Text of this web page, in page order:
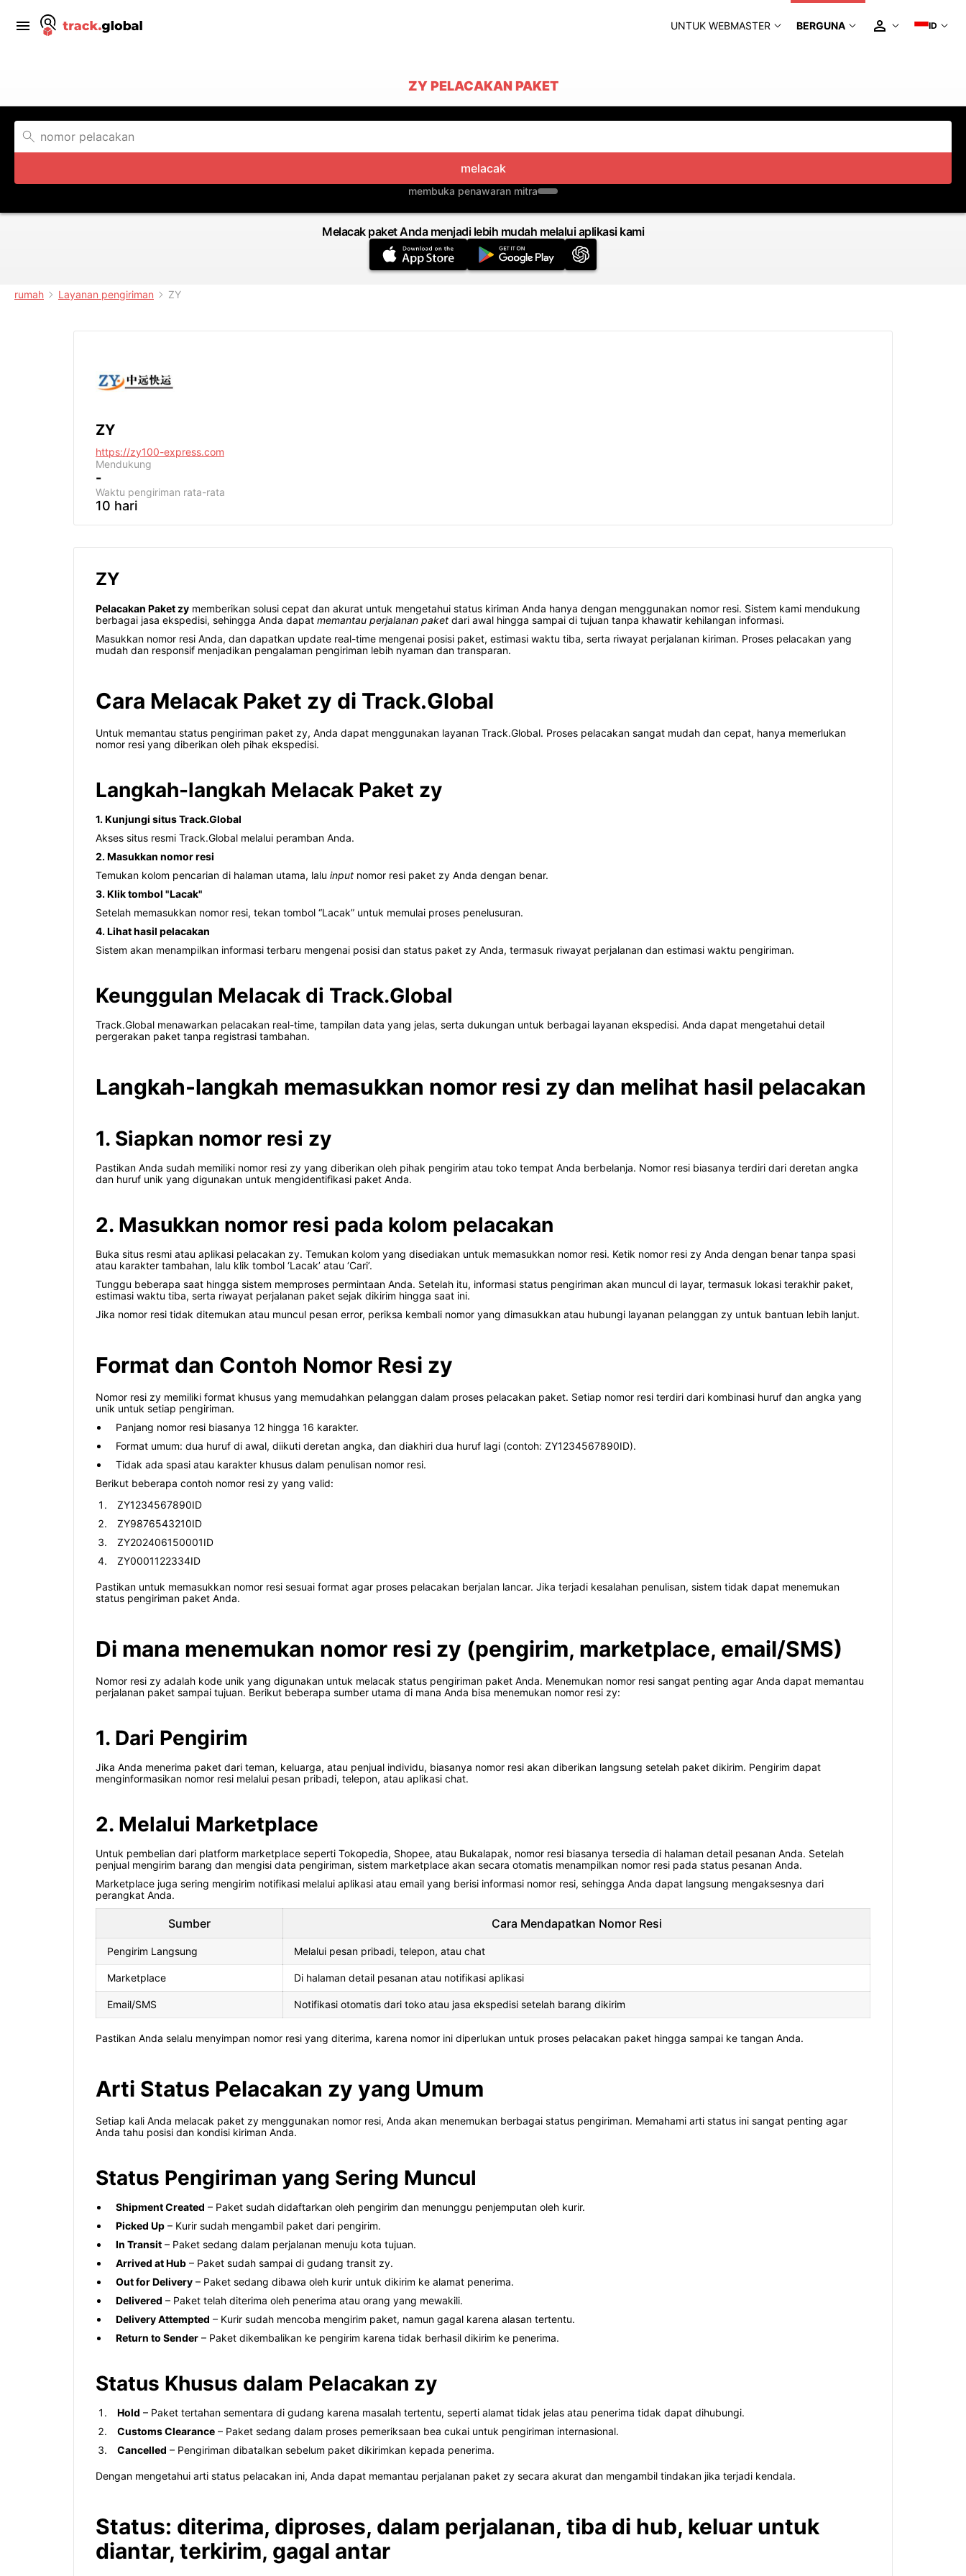
UNTUK WEBMASTER BERGUNA ID
ZY PELACAKAN PAKET
melacak
membuka penawaran mitra
Melacak paket Anda menjadi lebih mudah melalui aplikasi kami
rumah Layanan pengiriman ZY
ZY
https://zy100-express.com
Mendukung
-
Waktu pengiriman rata-rata
10 hari
ZY
Pelacakan Paket zy memberikan solusi cepat dan akurat untuk mengetahui status kiriman Anda hanya dengan menggunakan nomor resi. Sistem kami mendukung
berbagai jasa ekspedisi, sehingga Anda dapat memantau perjalanan paket dari awal hingga sampai di tujuan tanpa khawatir kehilangan informasi.
Masukkan nomor resi Anda, dan dapatkan update real-time mengenai posisi paket, estimasi waktu tiba, serta riwayat perjalanan kiriman. Proses pelacakan yang
mudah dan responsif menjadikan pengalaman pengiriman lebih nyaman dan transparan.
Cara Melacak Paket zy di Track.Global
Untuk memantau status pengiriman paket zy, Anda dapat menggunakan layanan Track.Global. Proses pelacakan sangat mudah dan cepat, hanya memerlukan
nomor resi yang diberikan oleh pihak ekspedisi.
Langkah-langkah Melacak Paket zy
1. Kunjungi situs Track.Global
Akses situs resmi Track.Global melalui peramban Anda.
2. Masukkan nomor resi
Temukan kolom pencarian di halaman utama, lalu input nomor resi paket zy Anda dengan benar.
3. Klik tombol "Lacak"
Setelah memasukkan nomor resi, tekan tombol “Lacak” untuk memulai proses penelusuran.
4. Lihat hasil pelacakan
Sistem akan menampilkan informasi terbaru mengenai posisi dan status paket zy Anda, termasuk riwayat perjalanan dan estimasi waktu pengiriman.
Keunggulan Melacak di Track.Global
Track.Global menawarkan pelacakan real-time, tampilan data yang jelas, serta dukungan untuk berbagai layanan ekspedisi. Anda dapat mengetahui detail
pergerakan paket tanpa registrasi tambahan.
Langkah-langkah memasukkan nomor resi zy dan melihat hasil pelacakan
1. Siapkan nomor resi zy
Pastikan Anda sudah memiliki nomor resi zy yang diberikan oleh pihak pengirim atau toko tempat Anda berbelanja. Nomor resi biasanya terdiri dari deretan angka
dan huruf unik yang digunakan untuk mengidentifikasi paket Anda.
2. Masukkan nomor resi pada kolom pelacakan
Buka situs resmi atau aplikasi pelacakan zy. Temukan kolom yang disediakan untuk memasukkan nomor resi. Ketik nomor resi zy Anda dengan benar tanpa spasi
atau karakter tambahan, lalu klik tombol ‘Lacak’ atau ‘Cari’.
Tunggu beberapa saat hingga sistem memproses permintaan Anda. Setelah itu, informasi status pengiriman akan muncul di layar, termasuk lokasi terakhir paket,
estimasi waktu tiba, serta riwayat perjalanan paket sejak dikirim hingga saat ini.
Jika nomor resi tidak ditemukan atau muncul pesan error, periksa kembali nomor yang dimasukkan atau hubungi layanan pelanggan zy untuk bantuan lebih lanjut.
Format dan Contoh Nomor Resi zy
Nomor resi zy memiliki format khusus yang memudahkan pelanggan dalam proses pelacakan paket. Setiap nomor resi terdiri dari kombinasi huruf dan angka yang
unik untuk setiap pengiriman.
Panjang nomor resi biasanya 12 hingga 16 karakter.
Format umum: dua huruf di awal, diikuti deretan angka, dan diakhiri dua huruf lagi (contoh: ZY1234567890ID).
Tidak ada spasi atau karakter khusus dalam penulisan nomor resi.
Berikut beberapa contoh nomor resi zy yang valid:
ZY1234567890ID
ZY9876543210ID
ZY202406150001ID
ZY0001122334ID
Pastikan untuk memasukkan nomor resi sesuai format agar proses pelacakan berjalan lancar. Jika terjadi kesalahan penulisan, sistem tidak dapat menemukan
status pengiriman paket Anda.
Di mana menemukan nomor resi zy (pengirim, marketplace, email/SMS)
Nomor resi zy adalah kode unik yang digunakan untuk melacak status pengiriman paket Anda. Menemukan nomor resi sangat penting agar Anda dapat memantau
perjalanan paket sampai tujuan. Berikut beberapa sumber utama di mana Anda bisa menemukan nomor resi zy:
1. Dari Pengirim
Jika Anda menerima paket dari teman, keluarga, atau penjual individu, biasanya nomor resi akan diberikan langsung setelah paket dikirim. Pengirim dapat
menginformasikan nomor resi melalui pesan pribadi, telepon, atau aplikasi chat.
2. Melalui Marketplace
Untuk pembelian dari platform marketplace seperti Tokopedia, Shopee, atau Bukalapak, nomor resi biasanya tersedia di halaman detail pesanan Anda. Setelah
penjual mengirim barang dan mengisi data pengiriman, sistem marketplace akan secara otomatis menampilkan nomor resi pada status pesanan Anda.
Marketplace juga sering mengirim notifikasi melalui aplikasi atau email yang berisi informasi nomor resi, sehingga Anda dapat langsung mengaksesnya dari
perangkat Anda.
Sumber Cara Mendapatkan Nomor Resi
Pengirim Langsung Melalui pesan pribadi, telepon, atau chat
Marketplace Di halaman detail pesanan atau notifikasi aplikasi
Email/SMS Notifikasi otomatis dari toko atau jasa ekspedisi setelah barang dikirim
Pastikan Anda selalu menyimpan nomor resi yang diterima, karena nomor ini diperlukan untuk proses pelacakan paket hingga sampai ke tangan Anda.
Arti Status Pelacakan zy yang Umum
Setiap kali Anda melacak paket zy menggunakan nomor resi, Anda akan menemukan berbagai status pengiriman. Memahami arti status ini sangat penting agar
Anda tahu posisi dan kondisi kiriman Anda.
Status Pengiriman yang Sering Muncul
Shipment Created – Paket sudah didaftarkan oleh pengirim dan menunggu penjemputan oleh kurir.
Picked Up – Kurir sudah mengambil paket dari pengirim.
In Transit – Paket sedang dalam perjalanan menuju kota tujuan.
Arrived at Hub – Paket sudah sampai di gudang transit zy.
Out for Delivery – Paket sedang dibawa oleh kurir untuk dikirim ke alamat penerima.
Delivered – Paket telah diterima oleh penerima atau orang yang mewakili.
Delivery Attempted – Kurir sudah mencoba mengirim paket, namun gagal karena alasan tertentu.
Return to Sender – Paket dikembalikan ke pengirim karena tidak berhasil dikirim ke penerima.
Status Khusus dalam Pelacakan zy
Hold – Paket tertahan sementara di gudang karena masalah tertentu, seperti alamat tidak jelas atau penerima tidak dapat dihubungi.
Customs Clearance – Paket sedang dalam proses pemeriksaan bea cukai untuk pengiriman internasional.
Cancelled – Pengiriman dibatalkan sebelum paket dikirimkan kepada penerima.
Dengan mengetahui arti status pelacakan ini, Anda dapat memantau perjalanan paket zy secara akurat dan mengambil tindakan jika terjadi kendala.
Status: diterima, diproses, dalam perjalanan, tiba di hub, keluar untuk
diantar, terkirim, gagal antar